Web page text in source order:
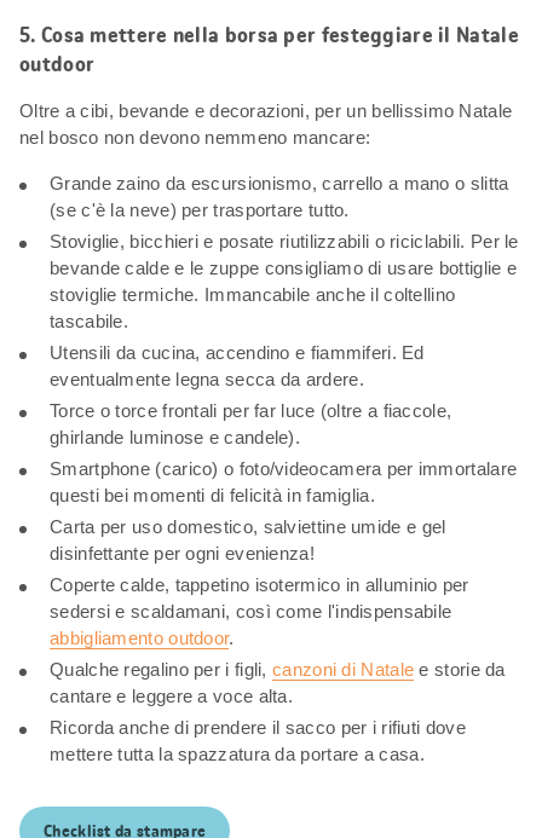
5. Cosa mettere nella borsa per festeggiare il Natale
outdoor
Oltre a cibi, bevande e decorazioni, per un bellissimo Natale
nel bosco non devono nemmeno mancare:
Grande zaino da escursionismo, carrello a mano o slitta
(se c'è la neve) per trasportare tutto.
Stoviglie, bicchieri e posate riutilizzabili o riciclabili. Per le
bevande calde e le zuppe consigliamo di usare bottiglie e
stoviglie termiche. Immancabile anche il coltellino
tascabile.
Utensili da cucina, accendino e fiammiferi. Ed
eventualmente legna secca da ardere.
Torce o torce frontali per far luce (oltre a fiaccole,
ghirlande luminose e candele).
Smartphone (carico) o foto/videocamera per immortalare
questi bei momenti di felicità in famiglia.
Carta per uso domestico, salviettine umide e gel
disinfettante per ogni evenienza!
Coperte calde, tappetino isotermico in alluminio per
sedersi e scaldamani, così come l'indispensabile
abbigliamento outdoor.
Qualche regalino per i figli,canzoni di Natale e storie da
cantare e leggere a voce alta.
Ricorda anche di prendere il sacco per i rifiuti dove
mettere tutta la spazzatura da portare a casa.
Checklist da stampare